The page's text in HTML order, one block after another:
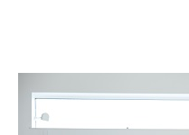
会社情報